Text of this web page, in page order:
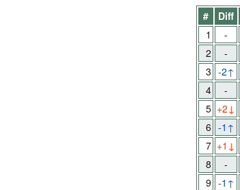
# Diff
1
-
2
-
3 -2↑
4
-
5 +2↓
6 -1 ↑
7 +1 ↓
8
-
9 -1 ↑